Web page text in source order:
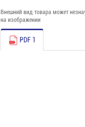
Внешний вид товара может
на изображении
PDF 1